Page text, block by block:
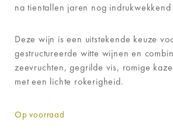
na tientallen jaren nog
Deze wijn is een uitstekende keuze
gestructureerde witte wijnen en
zeevruchten, gegrilde vis, romige
met een lichte rokerigheid.
Op voorraad